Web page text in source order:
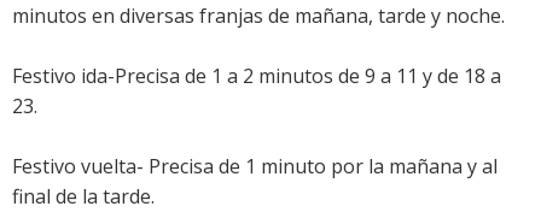
minutos en diversas franjas de mañana, tarde y noche.
Festivo ida-Precisa de 1 a 2 minutos de 9 a 11 y de 18 a
23.
Festivo vuelta- Precisa de 1 minuto por la mañana y al
final de la tarde.